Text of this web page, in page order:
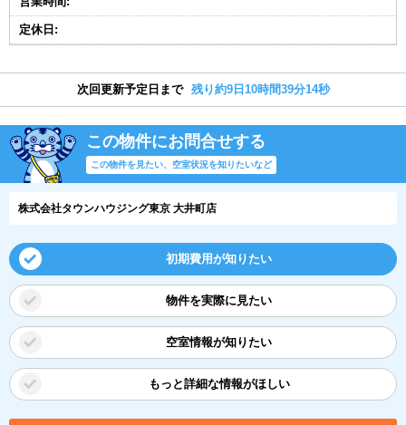
定休日:
次回更新予定日まで 残り約9日10時間39分13秒
この物件にお問合せする
この物件を見たい、空室状況を知りたいなど
株式会社タウンハウジング東京 大井町店
初期費用が知りたい
物件を実際に見たい
空室情報が知りたい
もっと詳細な情報がほしい